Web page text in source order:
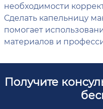
необходимости
Сделать капельницу
помогает
материалов и
Получите